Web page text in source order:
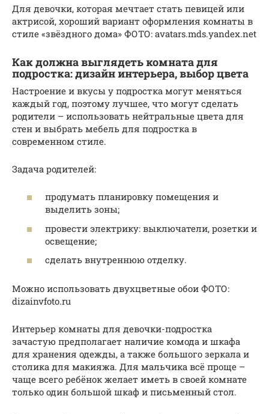
Для девочки, которая мечтает стать певицей или
актрисой, хороший вариант оформления комнаты в
стиле «звёздного дома» ФОТО: avatars.mds.yandex.net
Как должна выглядеть комната для
подростка: дизайн интерьера, выбор цвета
Настроение и вкусы у подростка могут меняться
каждый год, поэтому лучшее, что могут сделать
родители – использовать нейтральные цвета для
стен и выбрать мебель для подростка в
современном стиле.
Задача родителей:
продумать планировку помещения и
выделить зоны;
провести электрику: выключатели, розетки и
освещение;
сделать внутреннюю отделку.
Можно использовать двухцветные обои ФОТО:
dizainvfoto.ru
Интерьер комнаты для девочки-подростка
зачастую предполагает наличие комода и шкафа
для хранения одежды, а также большого зеркала и
столика для макияжа. Для мальчика всё проще –
чаще всего ребёнок желает иметь в своей комнате
только один большой шкаф и письменный стол.